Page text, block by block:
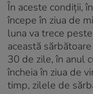
În aceste condiții,
începe în ziua de
luna va trece
această
30 de zile, în anul
încheia în ziua de
timp, zilele de